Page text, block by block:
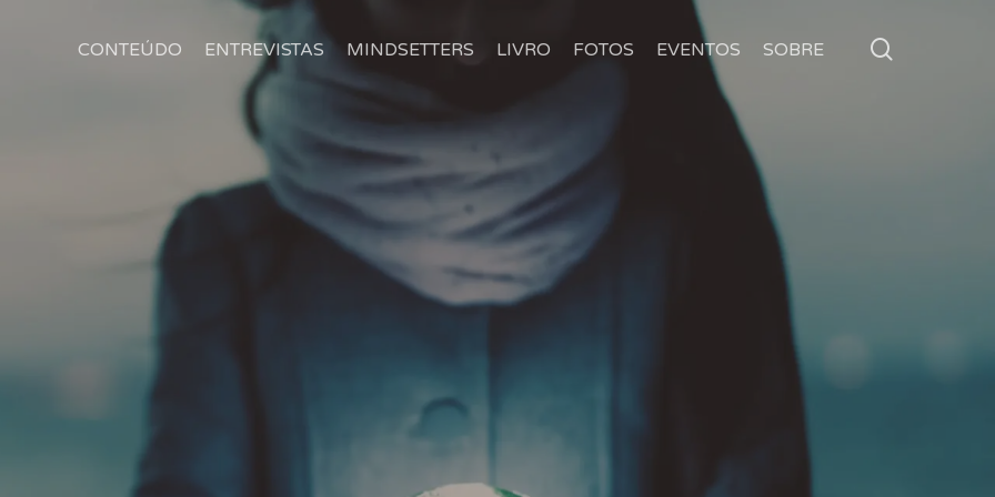
CONTEÚDO ENTREVISTAS MINDSETTERS LIVRO FOTOS EVENTOS SOBRE